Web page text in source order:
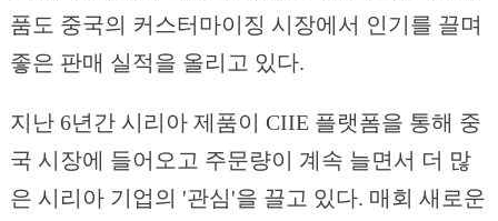
품도 중국의 커스터마이징 시장에서 인기를 끌며
좋은 판매 실적을 올리고 있다.
지난 6년간 시리아 제품이 CIIE 플랫폼을 통해 중
국 시장에 들어오고 주문량이 계속 늘면서 더 많
은 시리아 기업의 '관심'을 끌고 있다. 매회 새로운